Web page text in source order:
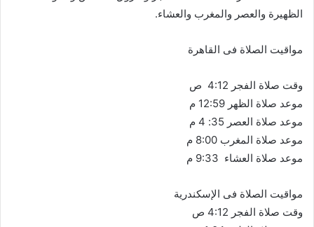
الظهيرة والعصر والمغرب والعشاء.
مواقيت الصلاة فى القاهرة
وقت صلاة الفجر 4:12 ص
موعد صلاة الظهر 12:59 م
موعد صلاة العصر 35: 4 م
موعد صلاة المغرب 8:00 م
موعد صلاة العشاء 9:33 م
مواقيت الصلاة فى الإسكندرية
وقت صلاة الفجر 4:12 ص